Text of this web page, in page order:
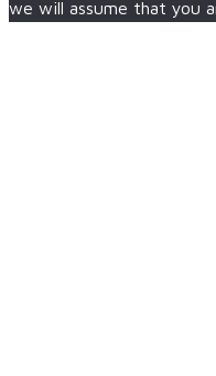
we will assume that you